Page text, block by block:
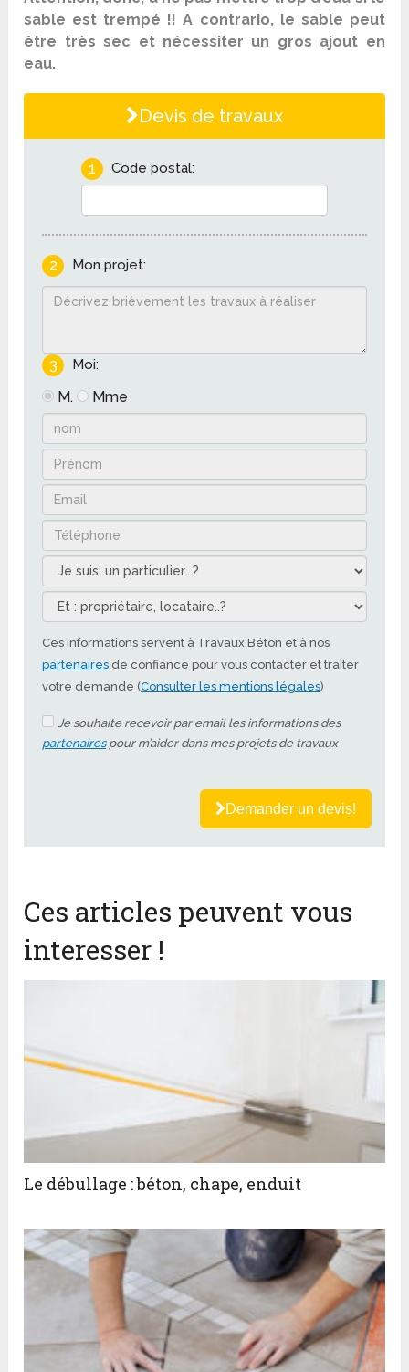
sable est trempé !! A contrario, le sable peut
être très sec et nécessiter un gros ajout en
eau.
Devis de travaux
1 Code postal:
2 Mon projet:
3 Moi:
M. Mme
Ces informations servent à Travaux Béton et à nos
partenaires de confiance pour vous contacter et traiter
votre demande (Consulter les mentions légales)
Je souhaite recevoir par email les informations des
partenairespour m’aider dans mes projets de travaux
Demander un devis!
Ces articles peuvent vous
interesser !
Le débullage : béton, chape, enduit